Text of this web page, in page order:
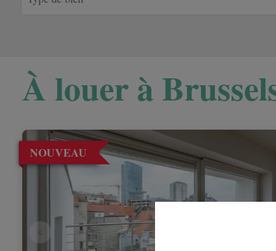
À louer à
NOUVEAU